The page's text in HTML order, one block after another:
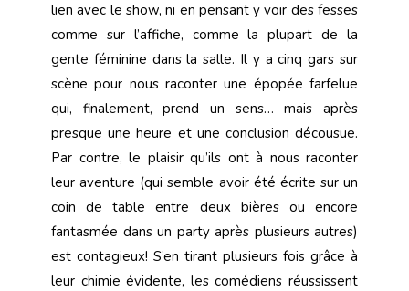
lien avec le show, ni en pensant y voir des fesses
comme sur l’affiche, comme la plupart de la
gente féminine dans la salle. Il y a cinq gars sur
scène pour nous raconter une épopée farfelue
qui, finalement, prend un sens… mais après
presque une heure et une conclusion décousue.
Par contre, le plaisir qu’ils ont à nous raconter
leur aventure (qui semble avoir été écrite sur un
coin de table entre deux bières ou encore
fantasmée dans un party après plusieurs autres)
est contagieux! S’en tirant plusieurs fois grâce à
leur chimie évidente, les comédiens réussissent